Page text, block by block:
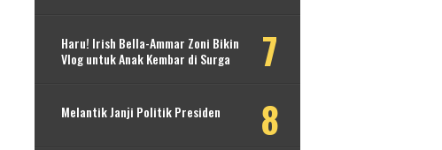
Haru! Irish Bella-Ammar Zoni Bikin
Vlog untuk Anak Kembar di Surga
Melantik Janji Politik Presiden